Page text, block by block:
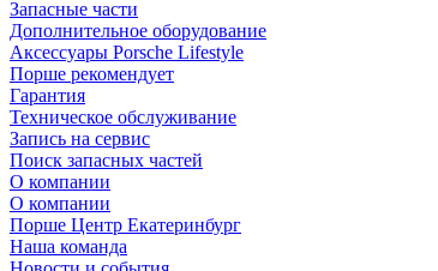
Запасные части
Дополнительное оборудование
Аксессуары Porsche Lifestyle
Порше рекомендует
Гарантия
Техническое обслуживание
Запись на сервис
Поиск запасных частей
О компании
О компании
Порше Центр Екатеринбург
Наша команда